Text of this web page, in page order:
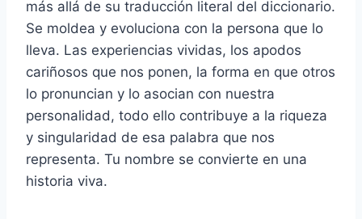
más allá de su traducción literal del diccionario.
Se moldea y evoluciona con la persona que lo
lleva. Las experiencias vividas, los apodos
cariñosos que nos ponen, la forma en que otros
lo pronuncian y lo asocian con nuestra
personalidad, todo ello contribuye a la riqueza
y singularidad de esa palabra que nos
representa. Tu nombre se convierte en una
historia viva.